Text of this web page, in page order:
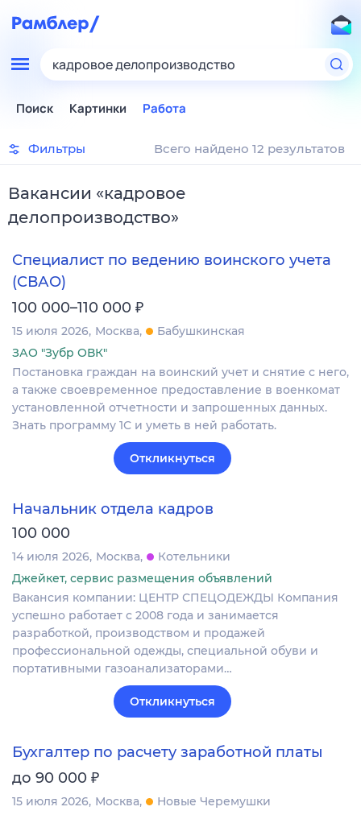
кадровое делопроизводство
Поиск Картинки Работа
Фильтры Всего найдено 12 результатов
Вакансии «кадровое
делопроизводство»
Специалист по ведению воинского учета
(СВАО)
100 000–110 000 ₽
15 июля 2026 Москва
Бабушкинская
ЗАО "Зубр ОВК"
Постановка граждан на воинский учет и снятие с него,
а также своевременное предоставление в военкомат
установленной отчетности и запрошенных данных.
Знать программу 1С и уметь в ней работать.
Откликнуться
Начальник отдела кадров
100 000
14 июля 2026 Москва
Котельники
Джейкет, сервис размещения объявлений
Вакансия компании: ЦЕНТР СПЕЦОДЕЖДЫ Компания
успешно работает с 2008 года и занимается
разработкой, производством и продажей
профессиональной одежды, специальной обуви и
портативными газоанализаторами…
Откликнуться
Бухгалтер по расчету заработной платы
до 90 000 ₽
15 июля 2026 Москва
Новые Черемушки